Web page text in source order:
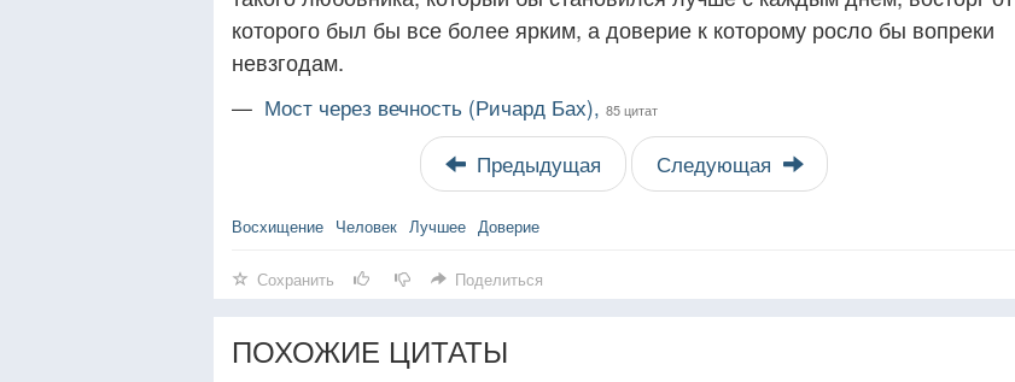
которого был бы все более ярким, а доверие к которому росло бы вопреки
невзгодам.
— Мост через вечность (Ричард Бах), 85 цитат
Предыдущая Следующая
Восхищение Человек Лучшее Доверие
Сохранить Поделиться
ПОХОЖИЕ ЦИТАТЫ